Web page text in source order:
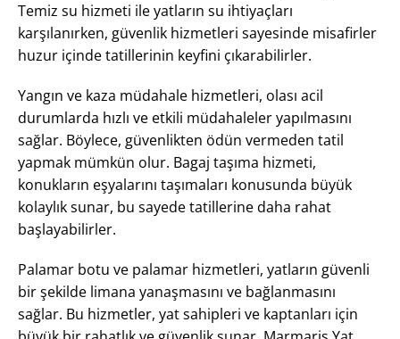
Temiz su hizmeti ile yatların su ihtiyaçları
karşılanırken, güvenlik hizmetleri sayesinde misafirler
huzur içinde tatillerinin keyfini çıkarabilirler.
Yangın ve kaza müdahale hizmetleri, olası acil
durumlarda hızlı ve etkili müdahaleler yapılmasını
sağlar. Böylece, güvenlikten ödün vermeden tatil
yapmak mümkün olur. Bagaj taşıma hizmeti,
konukların eşyalarını taşımaları konusunda büyük
kolaylık sunar, bu sayede tatillerine daha rahat
başlayabilirler.
Palamar botu ve palamar hizmetleri, yatların güvenli
bir şekilde limana yanaşmasını ve bağlanmasını
sağlar. Bu hizmetler, yat sahipleri ve kaptanları için